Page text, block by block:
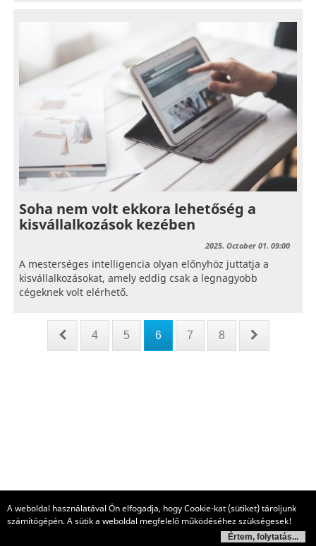
A weboldal használatával Ön elfogadja, hogy Cookie-kat (sütiket) tároljunk
számítógépén. A sütik a weboldal megfelelő működéséhez szükségesek!
Értem, folytatás...
Soha nem volt ekkora lehetőség a
kisvállalkozások kezében
2025. October 01. 09:00
A mesterséges intelligencia olyan előnyhöz juttatja a
kisvállalkozásokat, amely eddig csak a legnagyobb
cégeknek volt elérhető.
4 5 6 7 8